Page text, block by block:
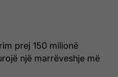
prej 150 milionë
një marrëveshje më